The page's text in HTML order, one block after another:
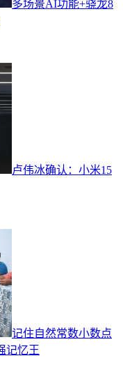
多场景AI功能+骁龙8
卢伟冰确认：小米15
记住自然常数小数点
记忆王